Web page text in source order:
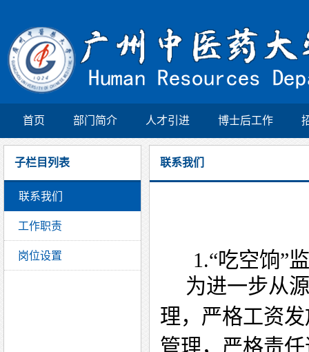
首页 部门简介 人才引进 博士后工作
子栏目列表
联系我们
工作职责
岗位设置
联系我们
1.“吃空饷”
为进一步从
理，严格工资
管理，严格责